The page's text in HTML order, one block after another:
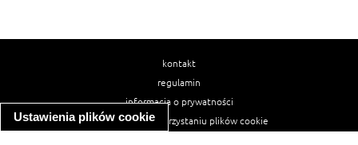
Ustawienia plików cookie
kontakt
regulamin
informacja o prywatności
informacja o wykorzystaniu plików cookie